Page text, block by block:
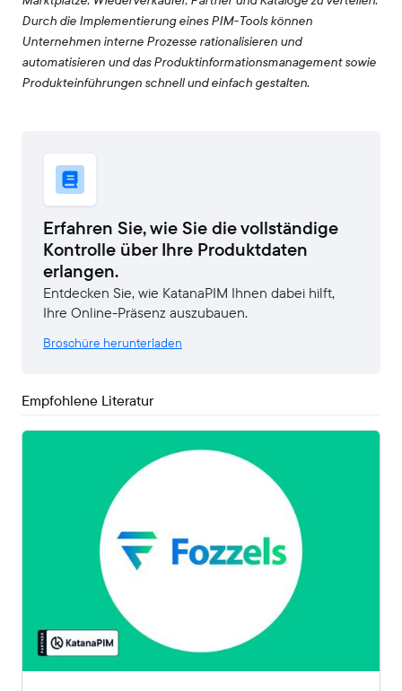
Durch die Implementierung eines PIM-Tools können
Unternehmen interne Prozesse rationalisieren und
automatisieren und das Produktinformationsmanagement sowie
Produkteinführungen schnell und einfach gestalten.
Erfahren Sie, wie Sie die vollständige
Kontrolle über Ihre Produktdaten
erlangen.
Entdecken Sie, wie KatanaPIM Ihnen dabei hilft,
Ihre Online-Präsenz auszubauen.
Broschüre herunterladen
Empfohlene Literatur